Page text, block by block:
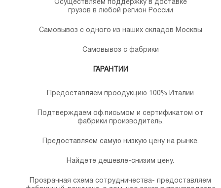
Осуществляем поддержку в доставке
грузов в любой регион России
Самовывоз с одного из наших складов Москвы
Самовывоз с фабрики
ГАРАНТИИ
Предоставляем проодукцию 100% Италии
Подтверждаем оф.письмом и сертификатом от
фабрики производитель.
Предоставляем самую низкую цену на рынке.
Найдете дешевле-снизим цену.
Прозрачная схема сотрудничества- предоставляем